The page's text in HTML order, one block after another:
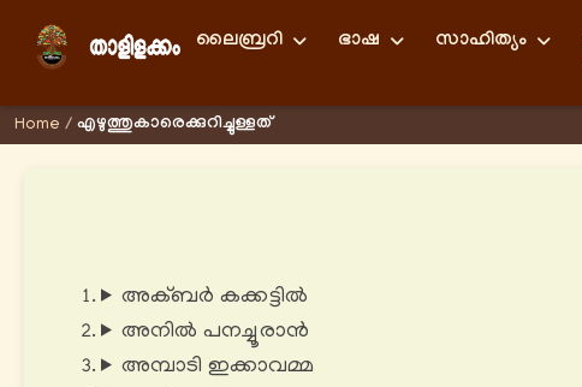
ലൈബ്രറി ഭാഷ സാഹിത്യം
Home / എഴുത്തുകാരെക്കുറിച്ചുള്ളത്
അക്‌ബർ കക്കട്ടിൽ
അനിൽ പനച്ചൂരാൻ
അമ്പാടി ഇക്കാവമ്മ